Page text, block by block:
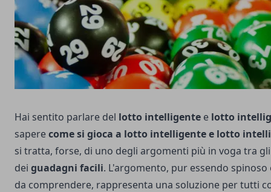
Hai sentito parlare del lotto intelligente e lotto
saperecome si gioca a lotto intelligente e lotto
si tratta, forse, di uno degli argomenti più in voga tra
dei guadagni facili. L'argomento, pur essendo
da comprendere, rappresenta una soluzione per tutti